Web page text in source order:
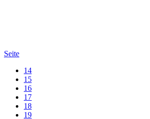
Seite
14
15
16
17
18
19